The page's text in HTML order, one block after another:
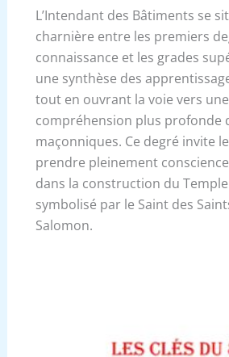
L’Intendant des Bâtiments se
charnière entre les premiers
connaissance et les grades
une synthèse des
tout en ouvrant la voie vers une
compréhension plus profonde
maçonniques. Ce degré invite
prendre pleinement
dans la construction du
symbolisé par le Saint des
Salomon.